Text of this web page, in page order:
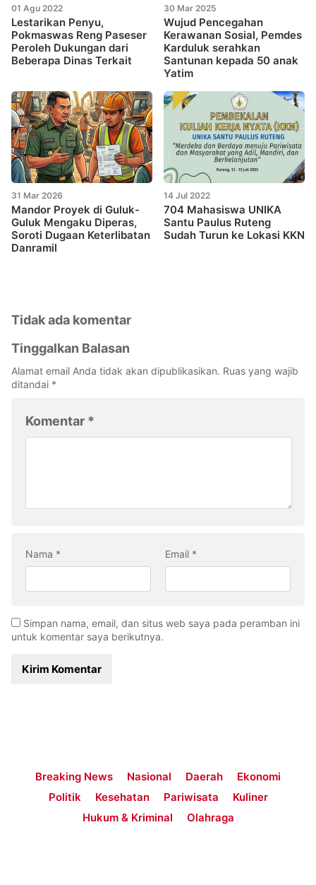
01 Agu 2022
Lestarikan Penyu,
Pokmaswas Reng Paseser
Peroleh Dukungan dari
Beberapa Dinas Terkait
30 Mar 2025
Wujud Pencegahan
Kerawanan Sosial, Pemdes
Karduluk serahkan
Santunan kepada 50 anak
Yatim
31 Mar 2026
Mandor Proyek di Guluk-
Guluk Mengaku Diperas,
Soroti Dugaan Keterlibatan
Danramil
14 Jul 2022
704 Mahasiswa UNIKA
Santu Paulus Ruteng
Sudah Turun ke Lokasi KKN
Tidak ada komentar
Tinggalkan Balasan
Alamat email Anda tidak akan dipublikasikan. Ruas yang wajib
ditandai *
Komentar *
Nama * Email *
Simpan nama, email, dan situs web saya pada peramban ini
untuk komentar saya berikutnya.
Breaking News Nasional Daerah
Ekonomi
Politik
Kesehatan Pariwisata
Kuliner
Hukum & Kriminal
Olahraga